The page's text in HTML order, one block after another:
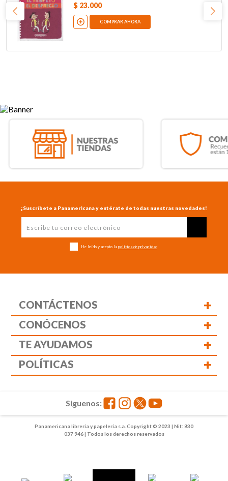
$ 23.000
COMPRAR AHORA
¡Suscríbete a Panamericana y entérate de todas nuestras novedades!
He leído y acepto la política de privacidad
CONTÁCTENOS +
CONÓCENOS +
TE AYUDAMOS +
POLÍTICAS +
Panamericana librería y papelería s.a. Copyright © 2023 | Nit: 830
037 946 | Todos los derechos reservados
Siguenos: